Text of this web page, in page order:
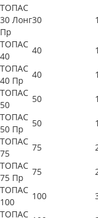
ТОПАС
30 Лонг
Пр
30
ТОПАС
40
40
ТОПАС
40 Пр
40
ТОПАС
50
50
ТОПАС
50 Пр
50
ТОПАС
75
75
ТОПАС
75 Пр
75
ТОПАС
100
100
ТОПАС